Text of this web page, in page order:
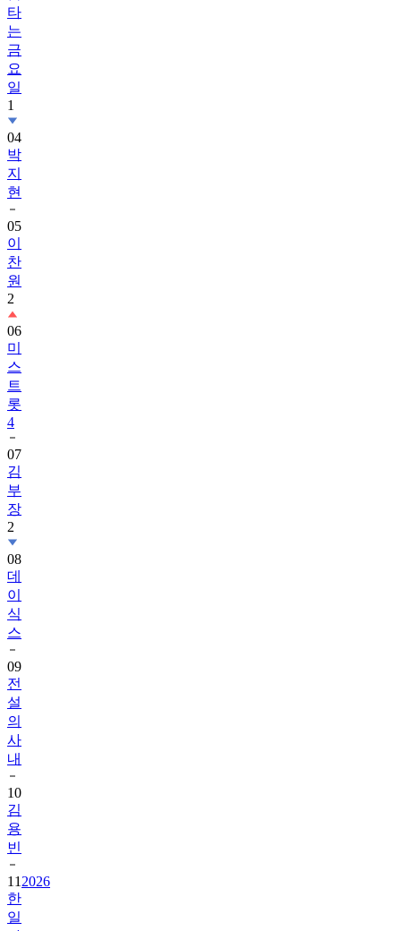
금
요
일
1
04
박
지
현
05
이
찬
원
2
06
미
스
트
롯
4
07
김
부
장
2
08
데
이
식
스
09
전
설
의
사
내
10
김
용
빈
11
한
일
가
왕